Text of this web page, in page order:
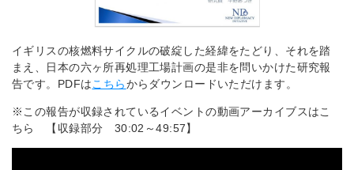
イギリスの核燃料サイクルの破綻した経緯をたどり、それを踏
まえ、日本の六ヶ所再処理工場計画の是非を問いかけた研究報
告です。PDFはこちらからダウンロードいただけます。
※この報告が収録されているイベントの動画アーカイブスはこ
ちら 【収録部分 30:02～49:57】